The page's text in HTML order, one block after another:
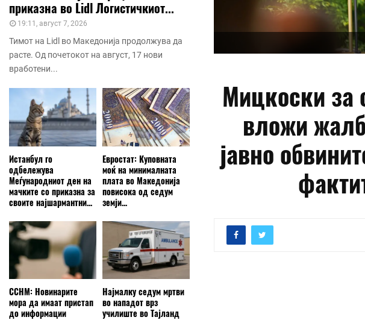
Мицкоски за
вложи
јавно
приказна во Lidl Логистичкиот...
19:11, август 7, 2026
Тимот на Lidl во Македонија продолжува да
расте. Од почетокот на август, 17 нови
вработени...
Истанбул го
одбележува
Меѓународниот ден на
мачките со приказна за
своите најшармантни...
Евростат: Куповната
моќ на минималната
плата во Македонија
повисока од седум
земји...
ССНМ: Новинарите
мора да имаат пристап
до информации
Најмалку седум мртви
во нападот врз
училиште во Тајланд